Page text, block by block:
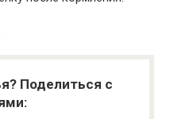
Поделиться с